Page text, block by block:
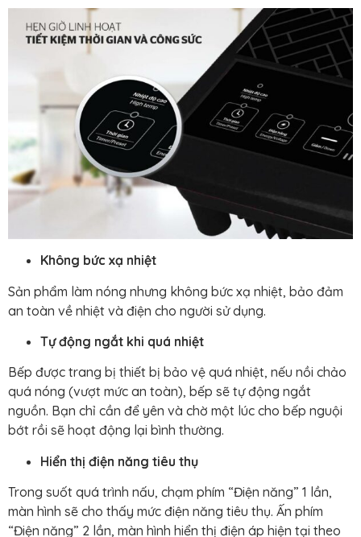
Không bức xạ nhiệt
Sản phẩm làm nóng nhưng không bức xạ nhiệt, bảo đảm
an toàn về nhiệt và điện cho người sử dụng.
Tự động ngắt khi quá nhiệt
Bếp được trang bị thiết bị bảo vệ quá nhiệt, nếu nồi chảo
quá nóng (vượt mức an toàn), bếp sẽ tự động ngắt
nguồn. Bạn chỉ cần để yên và chờ một lúc cho bếp nguội
bớt rồi sẽ hoạt động lại bình thường.
Hiển thị điện năng tiêu thụ
Trong suốt quá trình nấu, chạm phím “Điện năng” 1 lần,
màn hình sẽ cho thấy mức điện năng tiêu thụ. Ấn phím
“Điện năng” 2 lần, màn hình hiển thị điện áp hiện tại theo